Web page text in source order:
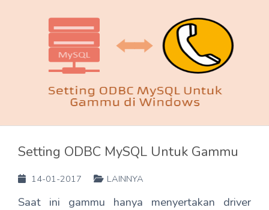
Setting ODBC MySQL Untuk Gammu
14-01-2017 LAINNYA
Saat ini gammu hanya menyertakan driver